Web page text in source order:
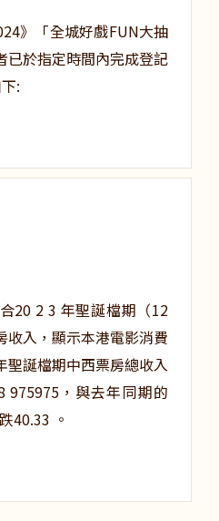
》「全城好戲FUN大抽
已於指定時間內完成登記
:
20 2 3 年聖誕檔期（12
收入，顯示本港電影消費
聖誕檔期中西票房總收入
975975，與去年同期的
40.33 。